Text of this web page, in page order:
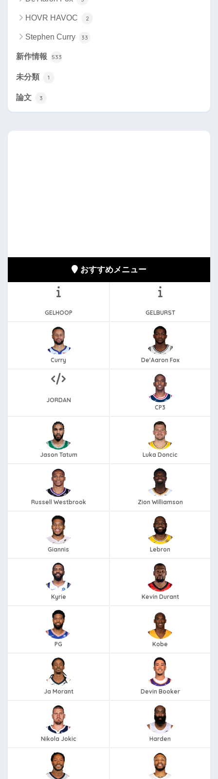
HOVR HAVOC 2
Stephen Curry 33
新作情報 533
未分類 1
論文 3
おすすめメニュー
GELHOOP GELBURST
Curry De'Aaron Fox
JORDAN
CP3
Jason Tatum Luka Doncic
Russell Westbrook Zion Williamson
Giannis Lebron
Kyrie Kevin Durant
PG Kobe
Ja Morant Devin Booker
Nikola Jokic Harden